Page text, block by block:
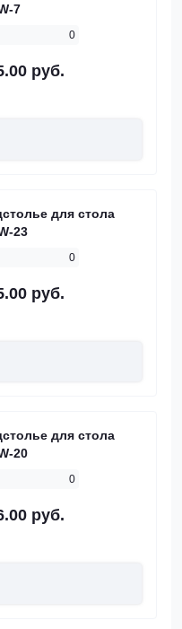
7
0
руб.
для стола
23
0
руб.
для стола
20
0
руб.